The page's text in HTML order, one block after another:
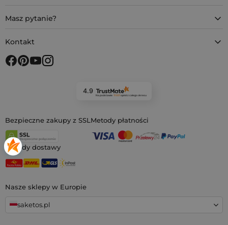
Nasze sklepy w Europie
saketos.pl
Masz pytanie?
Kontakt
4.9
Na podstawie 11 931opiniiz całego okresu
Bezpieczne zakupy z SSL Metody płatności
Metody dostawy